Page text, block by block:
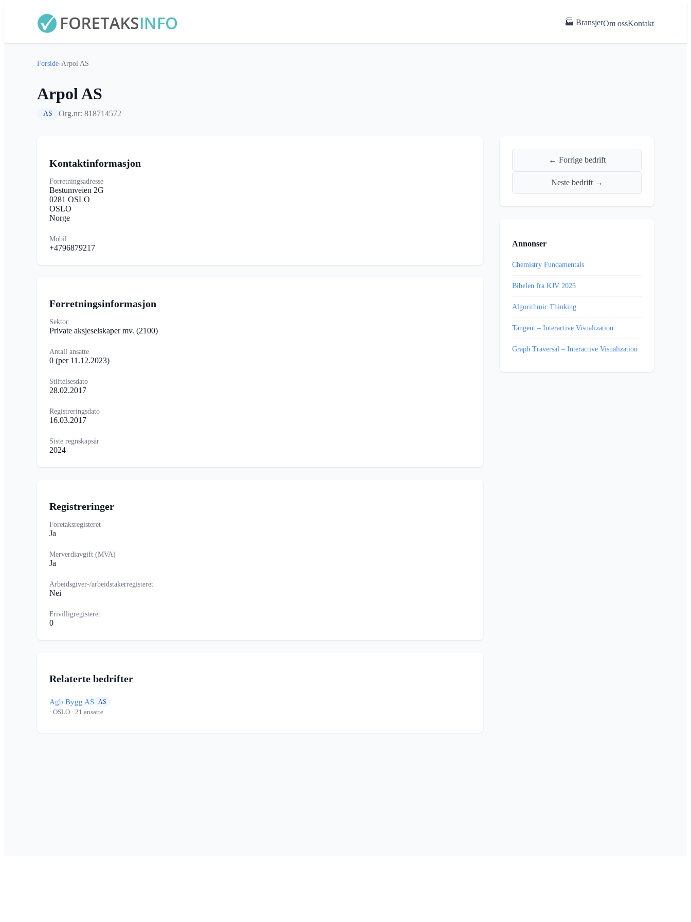
🏭 BransjerOm ossKontakt
Forside›Arpol AS
Arpol AS
AS Org.nr: 818714572
Kontaktinformasjon
Forretningsadresse
Bestumveien 2G
0281 OSLO
OSLO
Norge
Mobil
+4796879217
Forretningsinformasjon
Sektor
Private aksjeselskaper mv. (2100)
Antall ansatte
0 (per 11.12.2023)
Stiftelsesdato
28.02.2017
Registreringsdato
16.03.2017
Siste regnskapsår
2024
Registreringer
Foretaksregisteret
Ja
Merverdiavgift (MVA)
Ja
Arbeidsgiver-/arbeidstakerregisteret
Nei
Frivilligregisteret
0
Relaterte bedrifter
Agb Bygg AS AS
· OSLO · 21 ansatte
← Forrige bedrift
Neste bedrift →
Annonser
Chemistry Fundamentals
Bibelen fra KJV 2025
Algorithmic Thinking
Tangent – Interactive Visualization
Graph Traversal – Interactive Visualization